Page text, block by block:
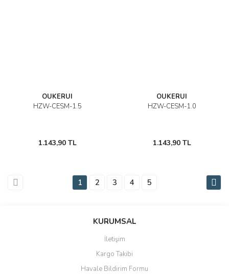
OUKERUI
HZW-CESM-1.5
1.143,90 TL
OUKERUI
HZW-CESM-1.0
1.143,90 TL
1 2 3 4 5
KURUMSAL
İletişim
Kargo Takibi
Havale Bildirim Formu